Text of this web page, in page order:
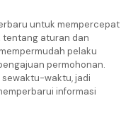
untuk mempercepat
tentang aturan dan
pelaku
permohonan.
waktu, jadi
informasi